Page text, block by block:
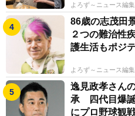
よろず～ニュース編
86歳の志茂田
２つの難治性
護生活もポジ
よろず～ニュース編
逸見政孝さん
承 四代目爆誕
にプロ野球観